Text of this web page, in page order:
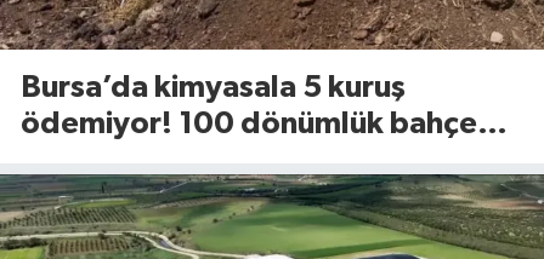
Bursa’da kimyasala 5 kuruş
ödemiyor! 100 dönümlük bahçede